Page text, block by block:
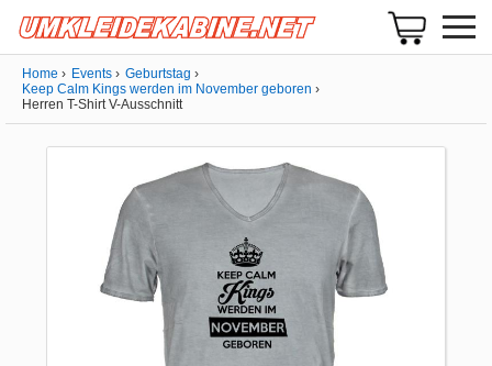
Home Events
Geburtstag
Keep Calm Kings werden im November geboren
Herren T-Shirt V-Ausschnitt